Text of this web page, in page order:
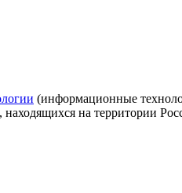
(информационные
находящихся на территории